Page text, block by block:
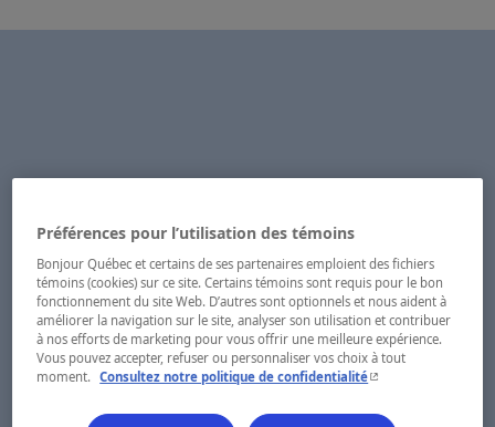
Préférences pour l’utilisation des témoins
Bonjour Québec et certains de ses partenaires emploient des fichiers
témoins (cookies) sur ce site. Certains témoins sont requis pour le bon
fonctionnement du site Web. D’autres sont optionnels et nous aident à
améliorer la navigation sur le site, analyser son utilisation et contribuer
à nos efforts de marketing pour vous offrir une meilleure expérience.
Vous pouvez accepter, refuser ou personnaliser vos choix à tout
moment. Consultez notre politique de confidentialité- Cet hyperlien